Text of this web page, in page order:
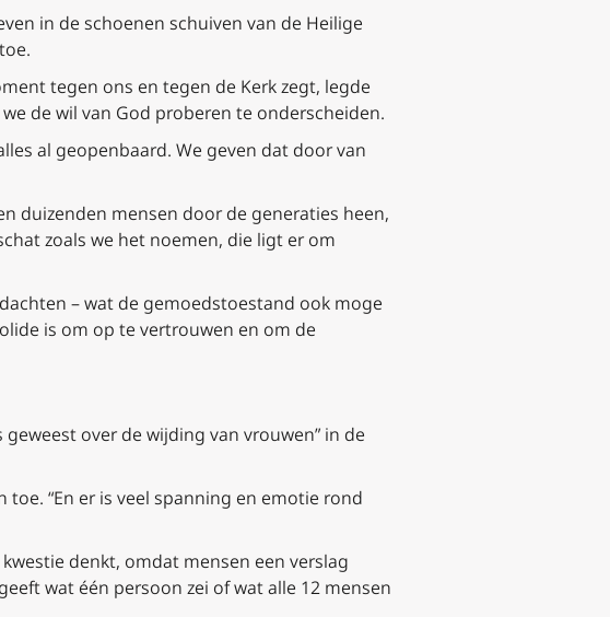
in de schoenen schuiven van de Heilige
tegen ons en tegen de Kerk zegt, legde
de wil van God proberen te onderscheiden.
al geopenbaard. We geven dat door van
duizenden mensen door de generaties heen,
zoals we het noemen, die ligt er om
– wat de gemoedstoestand ook moge
is om op te vertrouwen en om de
over de wijding van vrouwen” in de
“En er is veel spanning en emotie rond
denkt, omdat mensen een verslag
wat één persoon zei of wat alle 12 mensen